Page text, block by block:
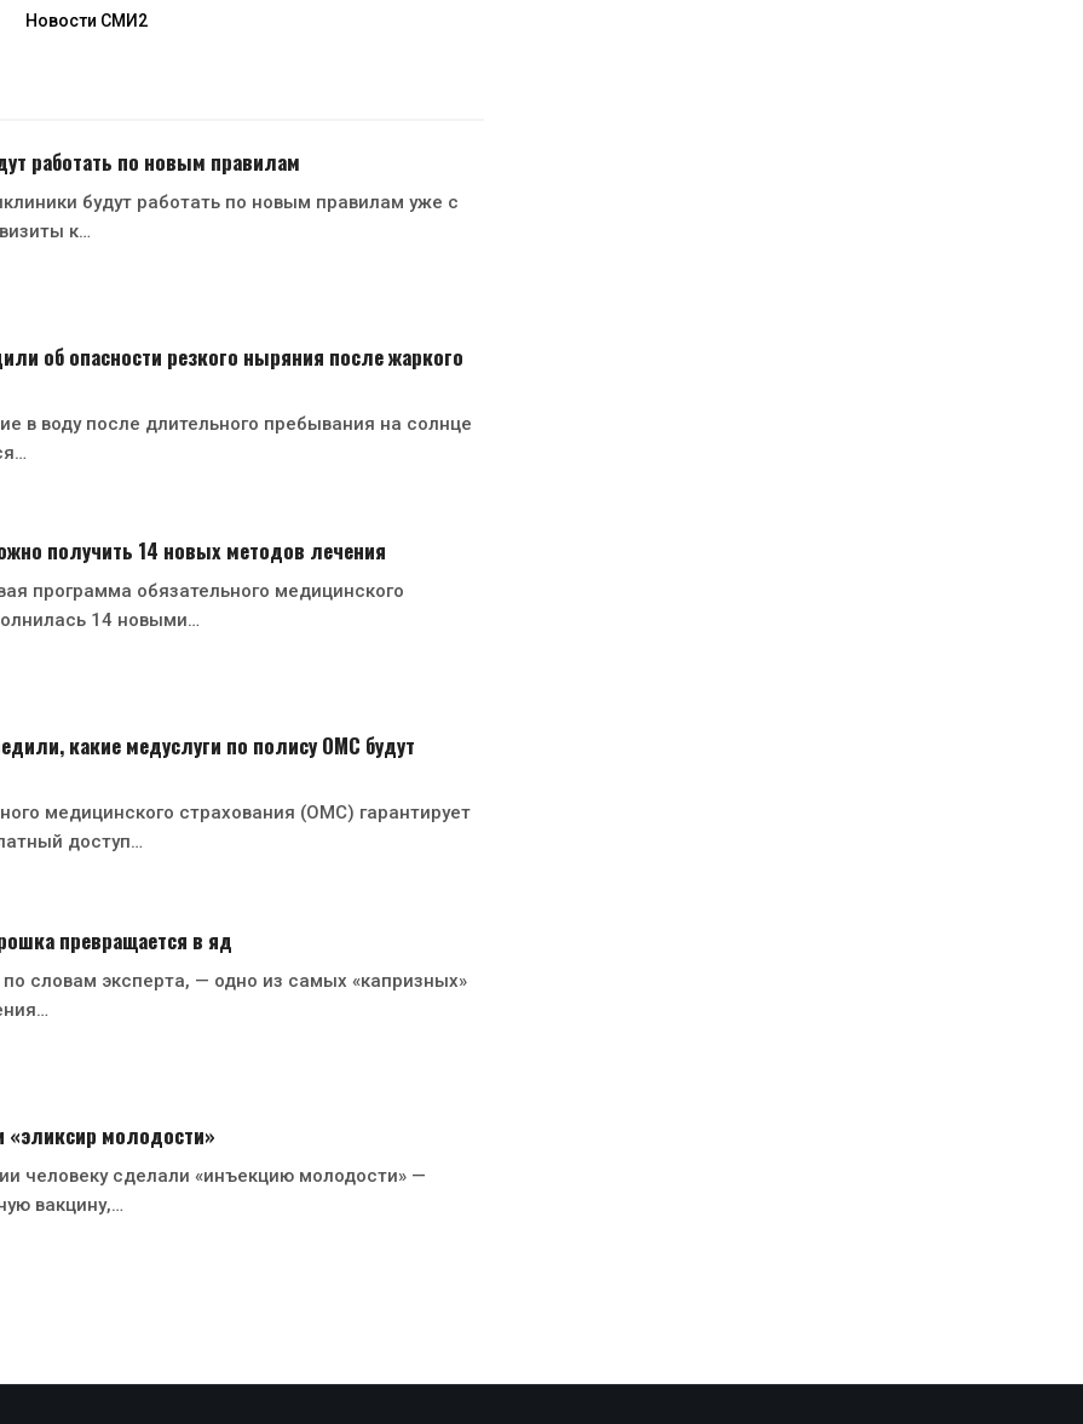
Новости СМИ2
работать по новым правилам
будут работать по новым правилам уже с
к…
об опасности резкого ныряния после жаркого
в воду после длительного пребывания на солнце
получить 14 новых методов лечения
программа обязательного медицинского
14 новыми…
какие медуслуги по полису ОМС будут
медицинского страхования (ОМС) гарантирует
доступ…
превращается в яд
словам эксперта, — одно из самых «капризных»
«эликсир молодости»
человеку сделали «инъекцию молодости» —
вакцину,…